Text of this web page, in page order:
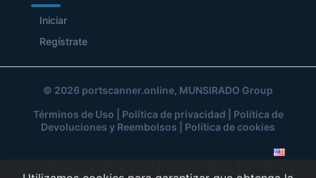
Iniciar
Regístrate
© 2026 portscanner.online, MUNSIRADO Group
Términos de Uso
Política de privacidad
Política de
Devoluciones y Reembolsos
Política de cookies